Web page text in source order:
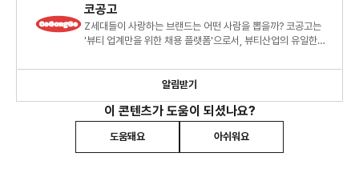
코공고
Z세대들이 사랑하는 브랜드는 어떤 사람을 뽑을까? 코공고는
'뷰티 업계만을 위한 채용 플랫폼'으로서, 뷰티산업의 유일한
알림받기
이 콘텐츠가 도움이 되셨나요?
도움돼요 아쉬워요